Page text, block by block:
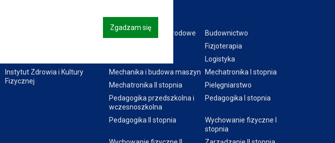
Instytut Zdrowia i Kultury
Fizycznej
Bezpieczeństwo narodowe
Budownictwo
Fizjoterapia
Logistyka
Mechanika i budowa maszyn
Mechatronika I stopnia
Mechatronika II stopnia
Pielęgniarstwo
Pedagogika przedszkolna i
wczesnoszkolna
Pedagogika I stopnia
Pedagogika II stopnia
Wychowanie fizyczne I
stopnia
Zgadzam się